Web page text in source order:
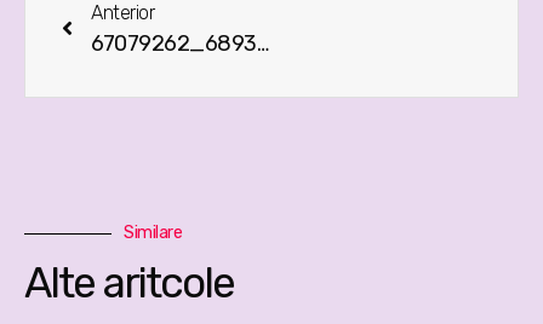
Anterior
67079262_689342794849449_1343002918743179264_n
Similare
Alte aritcole